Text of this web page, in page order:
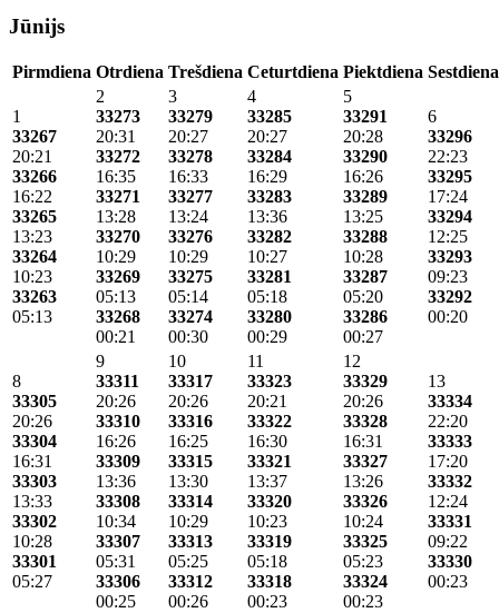
Jūnijs
Pirmdiena Otrdiena Trešdiena Ceturtdiena Piektdiena Sestdiena
1
33267
20:21
33266
16:22
33265
13:23
33264
10:23
33263
05:13
2
33273
20:31
33272
16:35
33271
13:28
33270
10:29
33269
05:13
33268
00:21
3
33279
20:27
33278
16:33
33277
13:24
33276
10:29
33275
05:14
33274
00:30
4
33285
20:27
33284
16:29
33283
13:36
33282
10:27
33281
05:18
33280
00:29
5
33291
20:28
33290
16:26
33289
13:25
33288
10:28
33287
05:20
33286
00:27
6
33296
22:23
33295
17:24
33294
12:25
33293
09:23
33292
00:20
8
33305
20:26
33304
16:31
33303
13:33
33302
10:28
33301
05:27
9
33311
20:26
33310
16:26
33309
13:36
33308
10:34
33307
05:31
33306
00:25
10
33317
20:26
33316
16:25
33315
13:30
33314
10:29
33313
05:25
33312
00:26
11
33323
20:21
33322
16:30
33321
13:37
33320
10:23
33319
05:18
33318
00:23
12
33329
20:26
33328
16:31
33327
13:26
33326
10:24
33325
05:23
33324
00:23
13
33334
22:20
33333
17:20
33332
12:24
33331
09:22
33330
00:23